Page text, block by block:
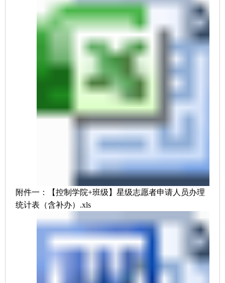
附件一：【控制学院+班级】星级志愿者申请人员办理
统计表（含补办）.xls